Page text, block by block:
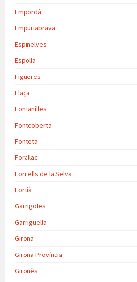
Empordà
Empuriabrava
Espinelves
Espolla
Figueres
Flaça
Fontanilles
Fontcoberta
Fonteta
Forallac
Fornells de la Selva
Fortià
Garrigoles
Garriguella
Girona
Girona Província
Gironès